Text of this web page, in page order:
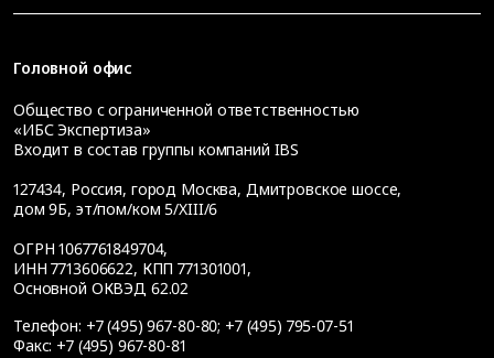
Головной офис
Общество с ограниченной ответственностью
«ИБС Экспертиза»
Входит в состав группы компаний IBS
127434, Россия, город Москва, Дмитровское шоссе,
дом 9Б, эт/пом/ком 5/XIII/6
ОГРН 1067761849704,
ИНН 7713606622, КПП 771301001,
Основной ОКВЭД 62.02
Телефон: +7 (495) 967-80-80; +7 (495) 795-07-51
Факс: +7 (495) 967-80-81